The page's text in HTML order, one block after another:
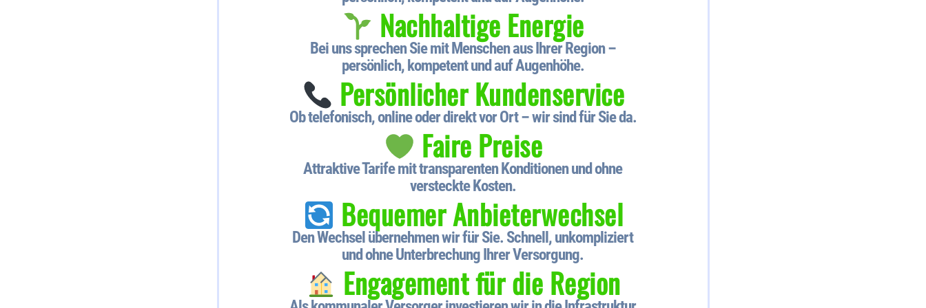
Nachhaltige Energie
Bei uns sprechen Sie mit Menschen aus Ihrer Region –
persönlich, kompetent und auf Augenhöhe.
Persönlicher Kundenservice
Ob telefonisch, online oder direkt vor Ort – wir sind für Sie da.
Faire Preise
Attraktive Tarife mit transparenten Konditionen und ohne
versteckte Kosten.
Bequemer Anbieterwechsel
Den Wechsel übernehmen wir für Sie. Schnell, unkompliziert
und ohne Unterbrechung Ihrer Versorgung.
Engagement für die Region